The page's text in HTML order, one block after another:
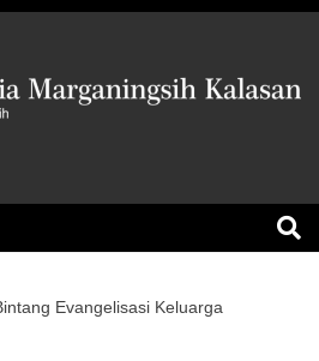
Evangelisasi Keluarga